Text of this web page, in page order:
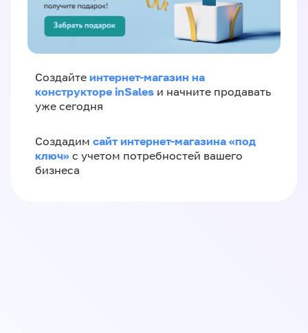
Создайте интернет-магазин на
конструкторе inSales и начните продавать
уже сегодня
Создадим сайт интернет-магазина «под
ключ» с учетом потребностей вашего
бизнеса